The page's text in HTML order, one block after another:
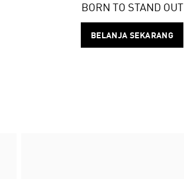
BORN TO STAND OUT
BELANJA SEKARANG